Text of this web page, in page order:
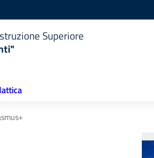
Superiore